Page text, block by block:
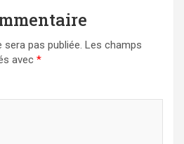
pas publiée. Les champs
avec *